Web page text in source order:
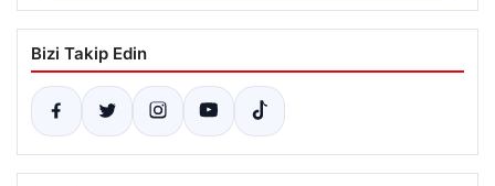
Bizi Takip Edin